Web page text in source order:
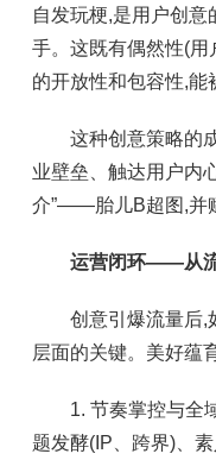
自发玩梗,是用户创
手。这既有偶然性(用
的开放性和包容性,能
这种创意策略的
业壁垒、触达用户内
介”——胎儿B超图,并
运营闭环——从
创意引爆流量后,
层面的关键。美好蕴
1. 节奏掌控与全
题发酵(IP、跨界)、